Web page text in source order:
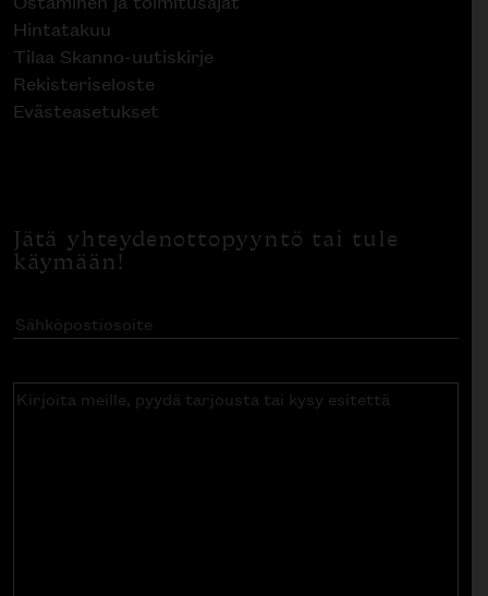
Hintatakuu
Tilaa Skanno-uutiskirje
Rekisteriseloste
Evästeasetukset
Jätä yhteydenottopyyntö tai tule
käymään!
Sähköpostiosoite(Pakollinen)
Kirjoita